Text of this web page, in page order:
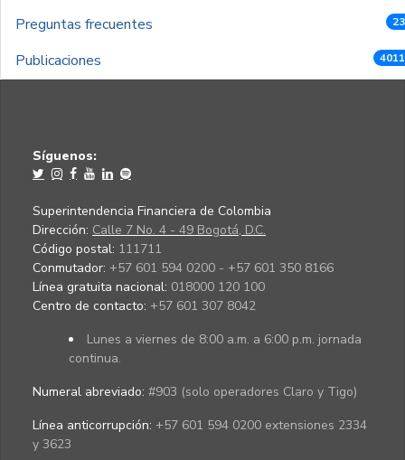
Preguntas frecuentes
Publicaciones
Síguenos:
Superintendencia Financiera de Colombia
Dirección: Calle 7 No. 4 - 49 Bogotá, D.C.
Código postal: 111711
Conmutador: +57 601 594 0200 - +57 601 350 8166
Línea gratuita nacional: 018000 120 100
Centro de contacto: +57 601 307 8042
Lunes a viernes de 8:00 a.m. a 6:00 p.m. jornada
continua.
Numeral abreviado: #903 (solo operadores Claro y Tigo)
Línea anticorrupción: +57 601 594 0200 extensiones 2334
y 3623